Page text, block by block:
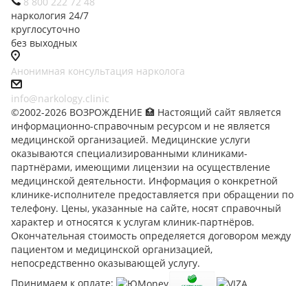
наркология 24/7
круглосуточно
без выходных
Анонимная консультация нарколога
info@narkology.clinic
©2002-2026 ВОЗРОЖДЕНИЕ 🏥 Настоящий сайт является
информационно-справочным ресурсом и не является
медицинской организацией. Медицинские услуги
оказываются специализированными клиниками-
партнёрами, имеющими лицензии на осуществление
медицинской деятельности. Информация о конкретной
клинике-исполнителе предоставляется при обращении по
телефону. Цены, указанные на сайте, носят справочный
характер и относятся к услугам клиник-партнёров.
Окончательная стоимость определяется договором между
пациентом и медицинской организацией,
непосредственно оказывающей услугу.
Принимаем к оплате: